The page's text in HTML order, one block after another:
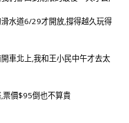
水道6/29才開放,撐得越久玩得
車北上,我和王小民中午才去太
票價$95倒也不算貴